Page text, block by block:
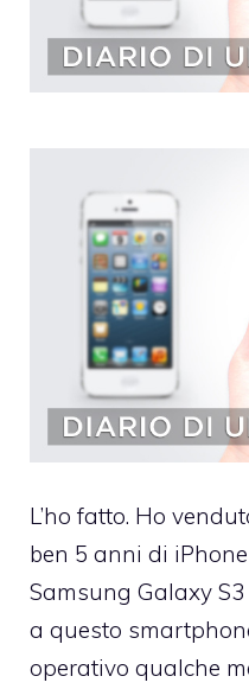
L’ho fatto. Ho
ben 5 anni di
Samsung Galaxy
a questo
operativo qualche